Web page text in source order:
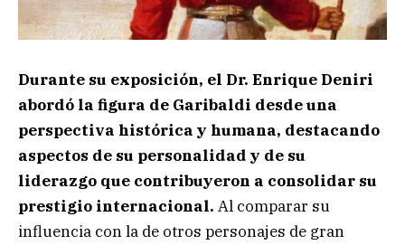
Durante su exposición, el Dr. Enrique Deniri
abordó la figura de Garibaldi desde una
perspectiva histórica y humana, destacando
aspectos de su personalidad y de su
liderazgo que contribuyeron a consolidar su
prestigio internacional. Al comparar su
influencia con la de otros personajes de gran